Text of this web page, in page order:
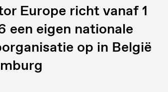
Europe richt vanaf 1
een eigen nationale
op in België